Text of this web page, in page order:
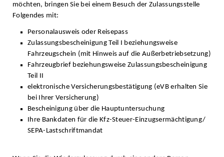
möchten, bringen Sie bei einem Besuch der Zulassungsstelle
Folgendes mit:
Personalausweis oder Reisepass
Zulassungsbescheinigung Teil I beziehungsweise
Fahrzeugschein (mit Hinweis auf die Außerbetriebsetzung)
Fahrzeugbrief beziehungsweise Zulassungsbescheinigung
Teil II
elektronische Versicherungsbestätigung (eVB erhalten Sie
bei Ihrer Versicherung)
Bescheinigung über die Hauptuntersuchung
Ihre Bankdaten für die Kfz-Steuer-Einzugsermächtigung/
SEPA-Lastschriftmandat